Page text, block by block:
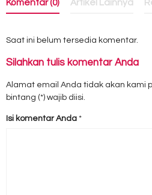
Komentar (0) Artikel Lainnya
Saat ini belum tersedia komentar.
Silahkan tulis komentar Anda
Alamat email Anda tidak akan kami
bintang (*) wajib diisi.
Isi komentar Anda *